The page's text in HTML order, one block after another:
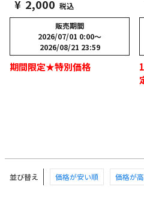
¥ 2,000 税込
販売期間
2026/07/01 0:00〜
2026/08/21 23:59
期間限定★特別価格
並び替え 価格が安い順 価格が